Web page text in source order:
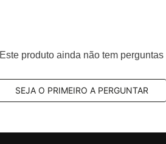
Este produto ainda não tem perguntas
SEJA O PRIMEIRO A PERGUNTAR